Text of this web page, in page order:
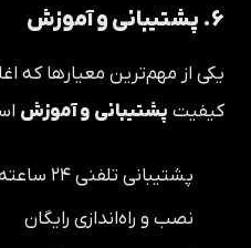
۶. پشتیبانی و آموزش
یکی از مهم‌ترین معیارها که
کیفیت پشتیبانی و آموزش
پشتیبانی تلفنی ۲۴ ساعته یا در ساعات کاری
نصب و راه‌اندازی رایگان